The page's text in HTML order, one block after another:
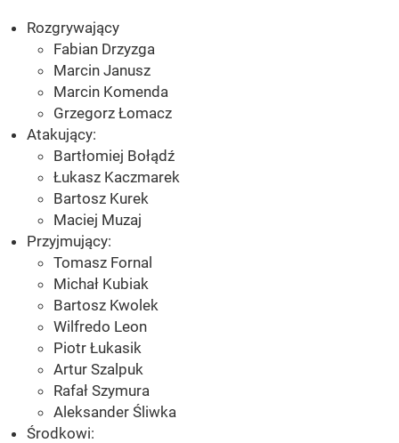
Rozgrywający
Fabian Drzyzga
Marcin Janusz
Marcin Komenda
Grzegorz Łomacz
Atakujący:
Bartłomiej Bołądź
Łukasz Kaczmarek
Bartosz Kurek
Maciej Muzaj
Przyjmujący:
Tomasz Fornal
Michał Kubiak
Bartosz Kwolek
Wilfredo Leon
Piotr Łukasik
Artur Szalpuk
Rafał Szymura
Aleksander Śliwka
Środkowi: